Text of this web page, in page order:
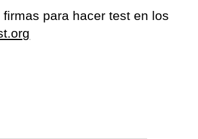
para hacer test en los